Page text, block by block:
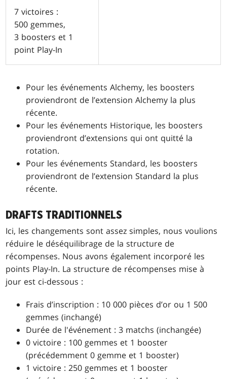
7 victoires :
500 gemmes,
3 boosters et 1
point Play-In
Pour les événements Alchemy, les boosters
proviendront de l’extension Alchemy la plus
récente.
Pour les événements Historique, les boosters
proviendront d’extensions qui ont quitté la
rotation.
Pour les événements Standard, les boosters
proviendront de l’extension Standard la plus
récente.
DRAFTS TRADITIONNELS
Ici, les changements sont assez simples, nous voulions
réduire le déséquilibrage de la structure de
récompenses. Nous avons également incorporé les
points Play-In. La structure de récompenses mise à
jour est ci-dessous :
Frais d’inscription : 10 000 pièces d’or ou 1 500
gemmes (inchangé)
Durée de l'événement : 3 matchs (inchangée)
0 victoire : 100 gemmes et 1 booster
(précédemment 0 gemme et 1 booster)
1 victoire : 250 gemmes et 1 booster